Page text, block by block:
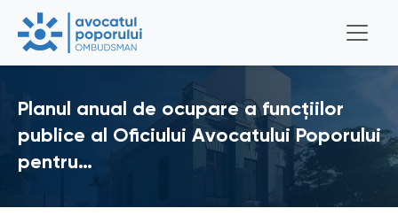
Planul anual de ocupare a funcțiilor
publice al Oficiului Avocatului Poporului
pentru…